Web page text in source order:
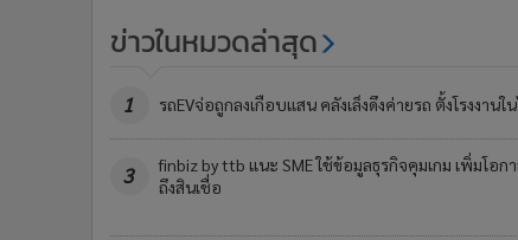
ข่าวในหมวดล่าสุด
1 รถEVจ่อถูกลงเกือบแสน คลังเล็งดึงค่ายรถ ตั้งโรงงานใ
3
finbiz by ttb แนะ SME ใช้ข้อมูลธุรกิจคุมเกม เพิ่มโอกา
ถึงสินเชื่อ